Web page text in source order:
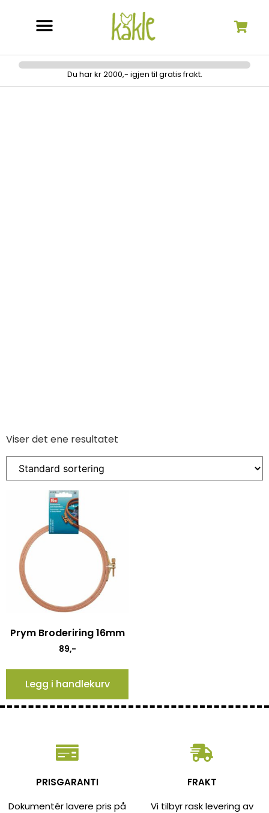
Du har kr 2000,- igjen til gratis frakt.
Viser det ene resultatet
Prym Broderiring 16mm
89,-
Legg i handlekurv
PRISGARANTI
Dokumentér lavere pris på
FRAKT
Vi tilbyr rask levering av